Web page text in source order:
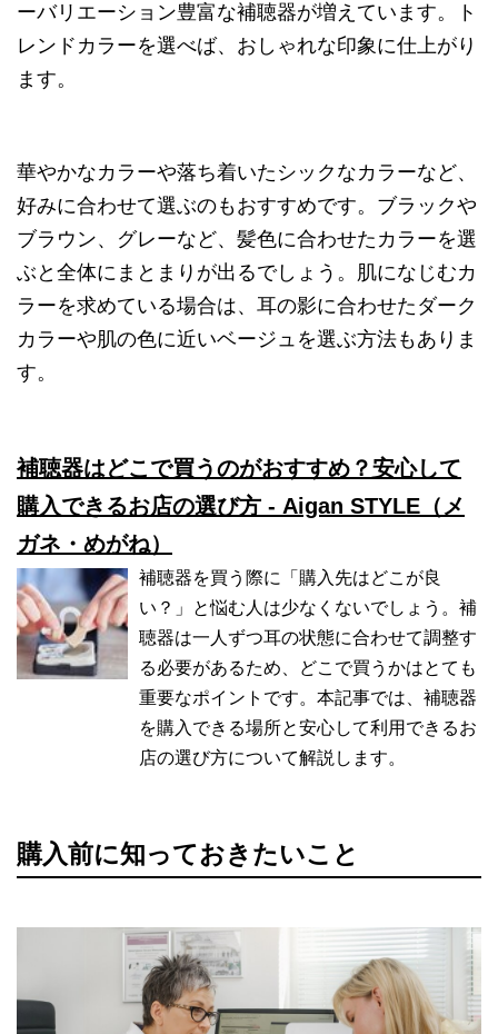
ーバリエーション豊富な補聴器が増えています。ト
レンドカラーを選べば、おしゃれな印象に仕上がり
ます。
華やかなカラーや落ち着いたシックなカラーなど、
好みに合わせて選ぶのもおすすめです。ブラックや
ブラウン、グレーなど、髪色に合わせたカラーを選
ぶと全体にまとまりが出るでしょう。肌になじむカ
ラーを求めている場合は、耳の影に合わせたダーク
カラーや肌の色に近いベージュを選ぶ方法もありま
す。
補聴器はどこで買うのがおすすめ？安心して
購入できるお店の選び方 - Aigan STYLE（メ
ガネ・めがね）
補聴器を買う際に「購入先はどこが良
い？」と悩む人は少なくないでしょう。補
聴器は一人ずつ耳の状態に合わせて調整す
る必要があるため、どこで買うかはとても
重要なポイントです。本記事では、補聴器
を購入できる場所と安心して利用できるお
店の選び方について解説します。
購入前に知っておきたいこと